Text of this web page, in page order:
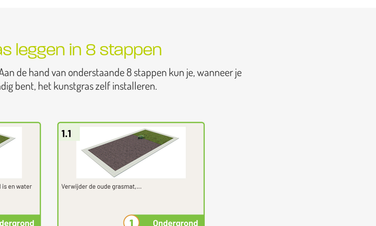
leggen in 8 stappen
de hand van onderstaande 8 stappen kun je, wanneer je
bent, het kunstgras zelf installeren.